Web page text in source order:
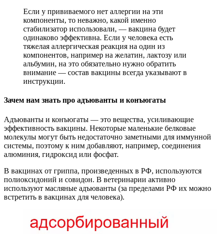
Если у прививаемого нет аллергии на эти
компоненты, то неважно, какой именно
стабилизатор использовали, — вакцина будет
одинаково эффективна. Если у человека есть
тяжелая аллергическая реакция на один из
компонентов, например на желатин, лактозу или
альбумин, на это обязательно нужно обратить
внимание — состав вакцины всегда указывают в
инструкции.
Зачем нам знать про адъюванты и конъюгаты
Адъюванты и конъюгаты — это вещества, усиливающие
эффективность вакцины. Некоторые маленькие белковые
молекулы могут быть недостаточно заметными для иммунной
системы, поэтому к ним добавляют, например, соединения
алюминия, гидроксид или фосфат.
В вакцинах от гриппа, произведенных в РФ, используются
полиоксидоний и совидон. В ветеринарии активно
используют масляные адъюванты (за пределами РФ их можно
встретить в вакцинах для человека).